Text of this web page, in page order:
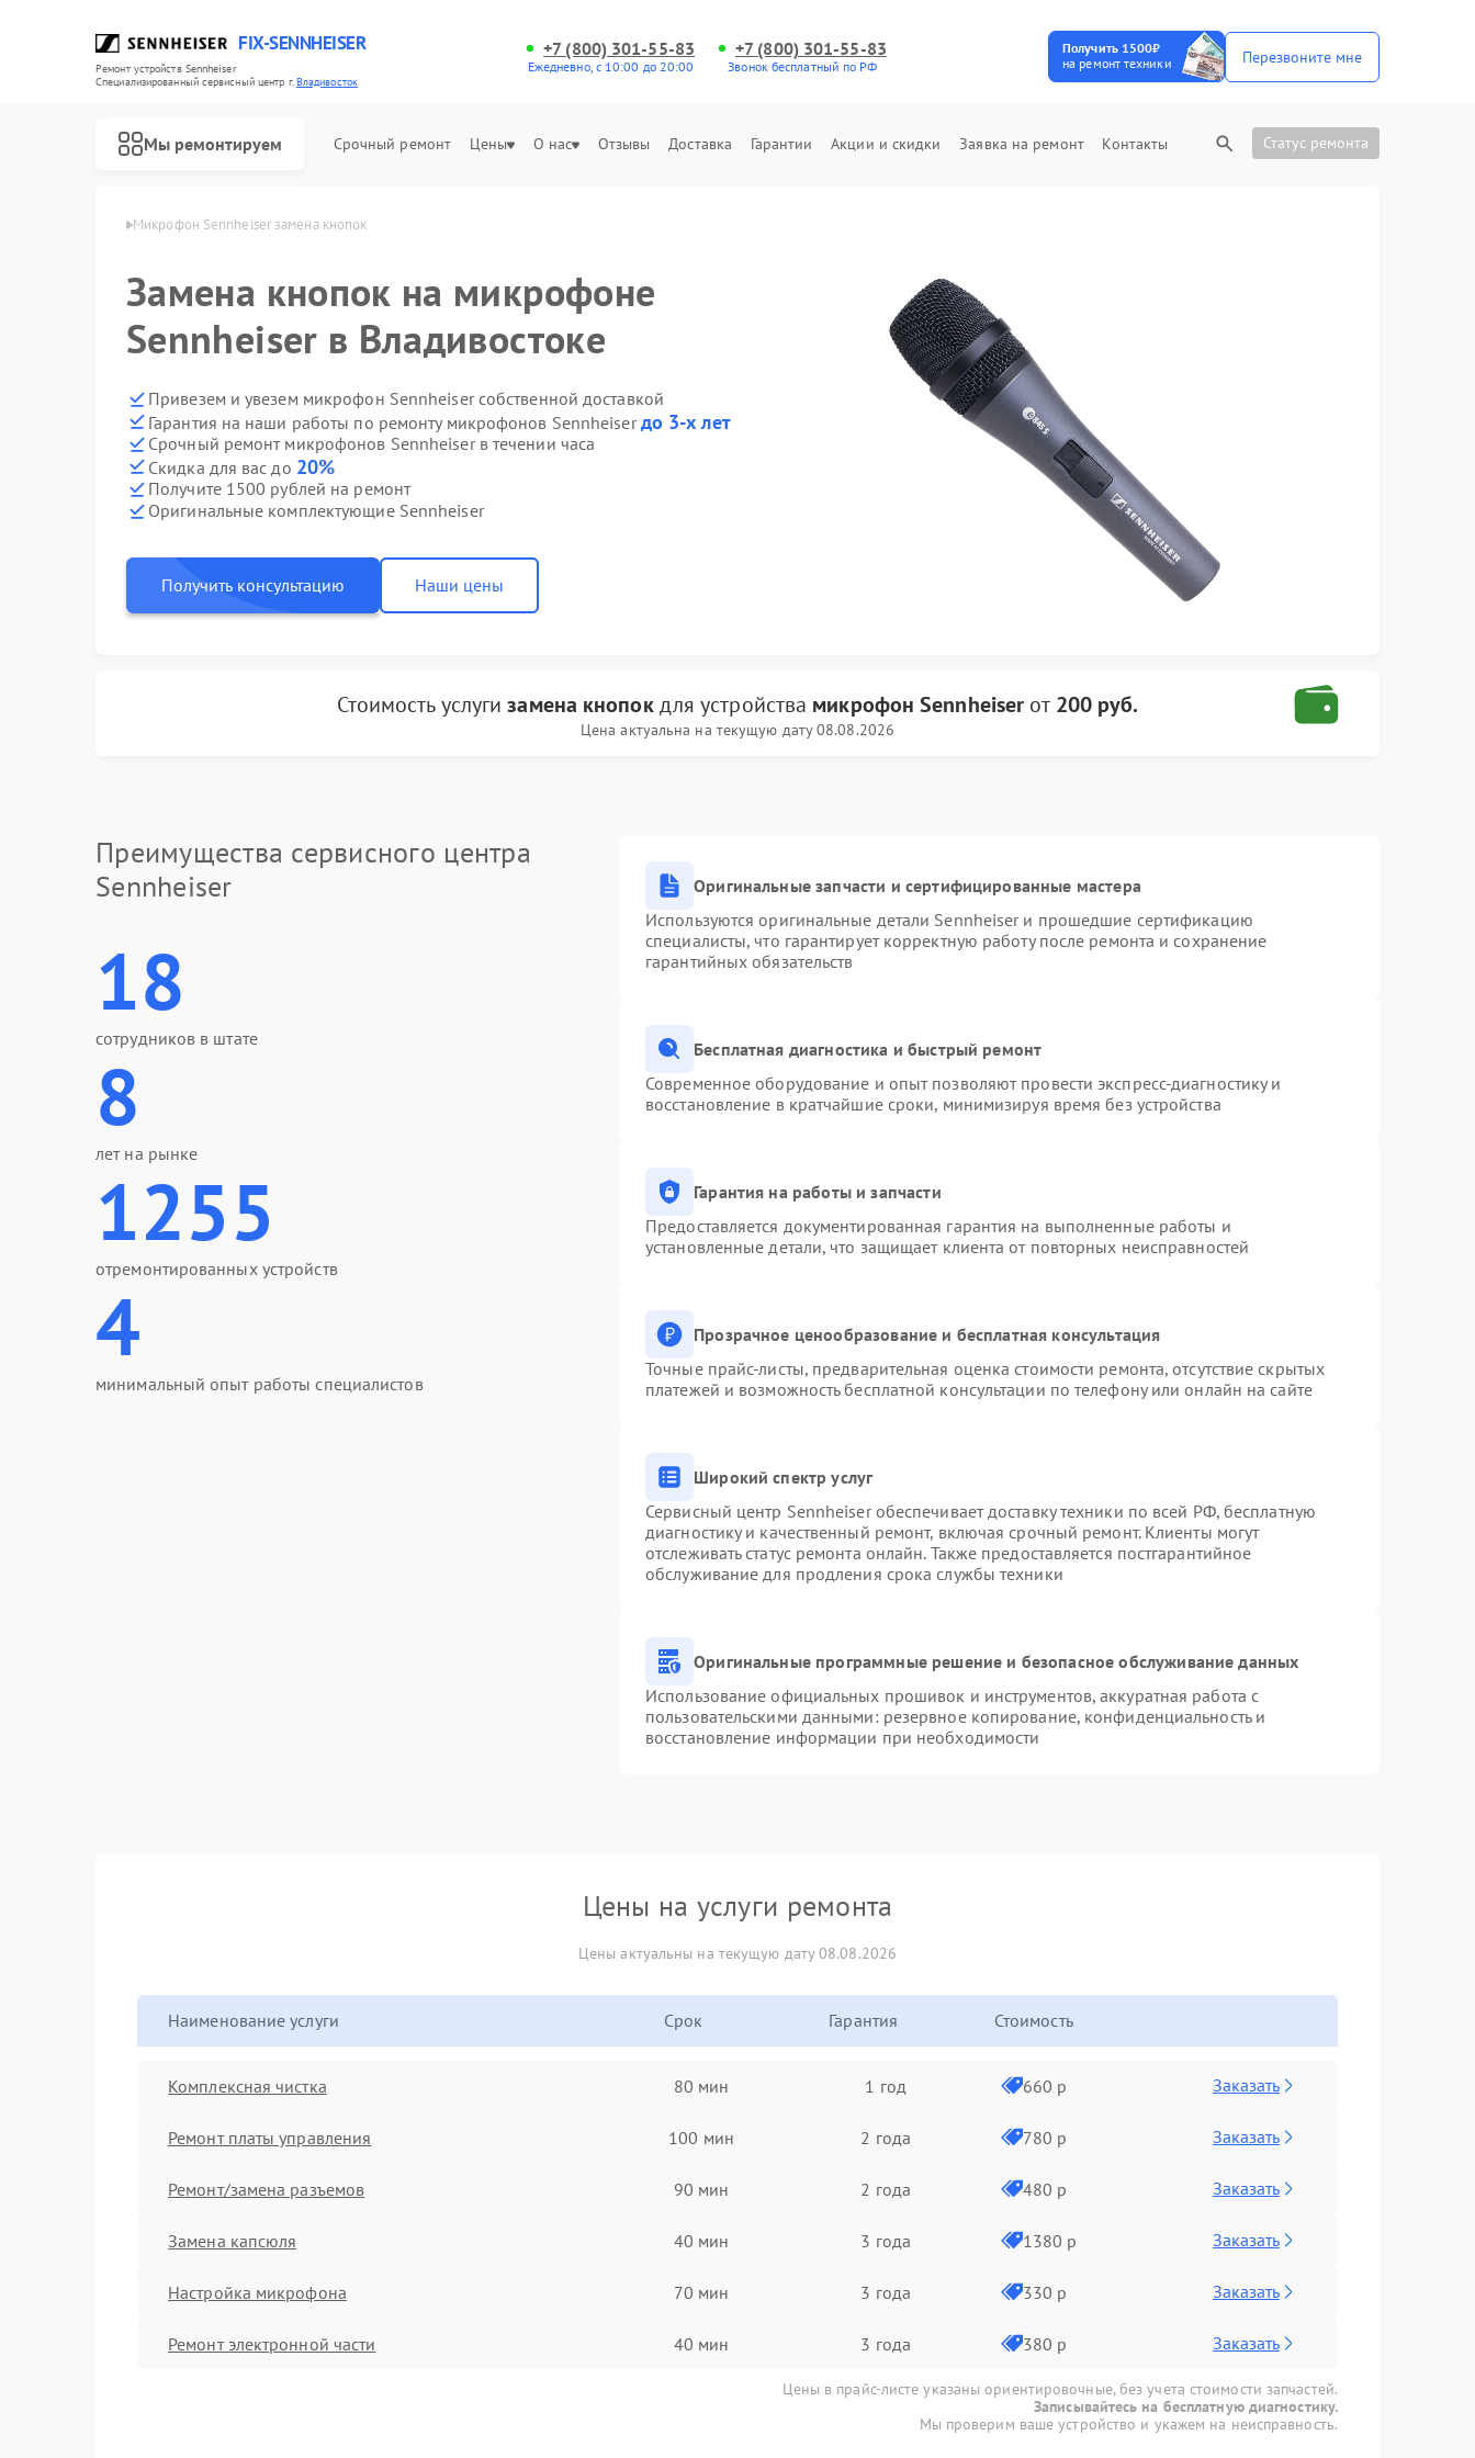
FIX-SENNHEISER
Ремонт устройств Sennheiser
Специализированный cервисный центр г.Владивосток
+7 (800) 301-55-83
Ежедневно, с 10:00 до 20:00
+7 (800) 301-55-83
Звонок бесплатный по РФ
Получить 1500₽
на ремонт техники
Перезвоните мне
Мы ремонтируем Срочный ремонт Цены О нас Отзывы Доставка Гарантии Акции и скидки Заявка на ремонт Контакты Статус ремонта
в Владивостоке Микрофон Sennheiser замена кнопок
Замена кнопок на микрофоне
Sennheiser в Владивостоке
Привезем и увезем микрофон Sennheiser собственной доставкой
Гарантия на наши работы по ремонту микрофонов Sennheiserдо 3-х лет
Срочный ремонт микрофонов Sennheiser в течении часа
Скидка для вас до 20%
Получите 1500 рублей на ремонт
Оригинальные комплектующие Sennheiser
Получить консультацию Наши цены
Стоимость услугизамена кнопокдля устройства микрофон Sennheiser от 200 руб.
Цена актуальна на текущую дату 08.08.2026
Преимущества сервисного центра
Sennheiser
18
сотрудников в штате
8
лет на рынке
1255
отремонтированных устройств
4
минимальный опыт работы специалистов
Оригинальные запчасти и сертифицированные мастера
Используются оригинальные детали Sennheiser и прошедшие сертификацию
специалисты, что гарантирует корректную работу после ремонта и сохранение
гарантийных обязательств
Бесплатная диагностика и быстрый ремонт
Современное оборудование и опыт позволяют провести экспресс-диагностику и
восстановление в кратчайшие сроки, минимизируя время без устройства
Гарантия на работы и запчасти
Предоставляется документированная гарантия на выполненные работы и
установленные детали, что защищает клиента от повторных неисправностей
Прозрачное ценообразование и бесплатная консультация
Точные прайс-листы, предварительная оценка стоимости ремонта, отсутствие скрытых
платежей и возможность бесплатной консультации по телефону или онлайн на сайте
Широкий спектр услуг
Сервисный центр Sennheiser обеспечивает доставку техники по всей РФ, бесплатную
диагностику и качественный ремонт, включая срочный ремонт. Клиенты могут
отслеживать статус ремонта онлайн. Также предоставляется постгарантийное
обслуживание для продления срока службы техники
Оригинальные программные решение и безопасное обслуживание данных
Использование официальных прошивок и инструментов, аккуратная работа с
пользовательскими данными: резервное копирование, конфиденциальность и
восстановление информации при необходимости
Цены на услуги ремонта
Цены актуальны на текущую дату 08.08.2026
Наименование услуги Срок Гарантия Стоимость
Комплексная чистка 80 мин 1 год 660 р Заказать
Ремонт платы управления 100 мин 2 года 780 р Заказать
Ремонт/замена разъемов 90 мин 2 года 480 р Заказать
Замена капсюля 40 мин 3 года 1380 р Заказать
Настройка микрофона 70 мин 3 года 330 р Заказать
Ремонт электронной части 40 мин 3 года 380 р Заказать
Цены в прайс-листе указаны ориентировочные, без учета стоимости запчастей.
Записывайтесь на бесплатную диагностику.
Мы проверим ваше устройство и укажем на неисправность.